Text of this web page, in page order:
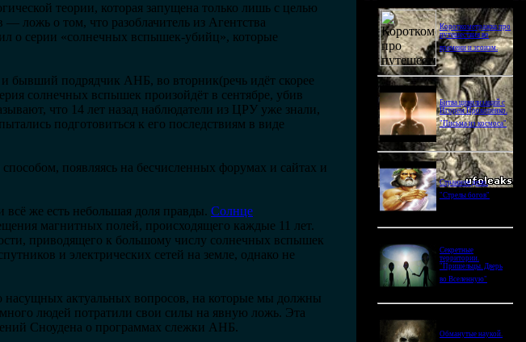
теории, которая запущена только лишь с целью
ложь о том, что разоблачитель из Агентства
о серии «солнечных вспышек-убийц», которые
бывший подрядчик АНБ, во вторник(речь идёт скорее
солнечных вспышек произойдёт в сентябре, убив
что 14 лет назад наблюдатели из ЦРУ уже знали,
подготовиться к его последствиям в виде
появляясь на бесчисленных форумах и сайтах и
же есть небольшая доля правды. Солнце
магнитных полей, происходящего каждые 11 лет.
приводящего к большому числу солнечных вспышек
и электрических сетей на земле, однако не
насущных актуальных вопросов, на которые мы должны
людей потратили свои силы на явную ложь. Эта
Сноудена о программах слежки АНБ.
Короткометражка про
путешествия во
времени и эгоизм.
Битва цивилизаций с
Игорем Прокопенко.
"Письма из космоса"
Странное дело.
"Стрелы богов"
Секретные
территории.
"Пришельцы. Дверь
во Вселенную"
Обманутые наукой.